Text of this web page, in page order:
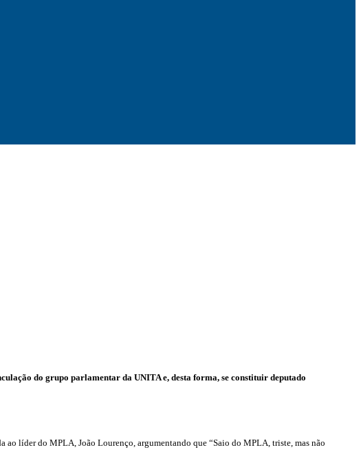
do grupo parlamentar da UNITA e, desta forma, se constituir deputado
líder do MPLA, João Lourenço, argumentando que “Saio do MPLA, triste, mas não